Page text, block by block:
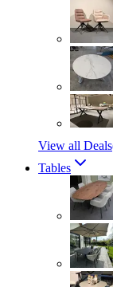
View all Deals
Tables